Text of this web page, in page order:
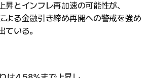
昇とインフレ再加速の可能性が、
よる金融引き締め再開への警戒を強め
ている。